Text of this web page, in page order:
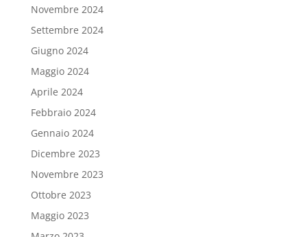
Novembre 2024
Settembre 2024
Giugno 2024
Maggio 2024
Aprile 2024
Febbraio 2024
Gennaio 2024
Dicembre 2023
Novembre 2023
Ottobre 2023
Maggio 2023